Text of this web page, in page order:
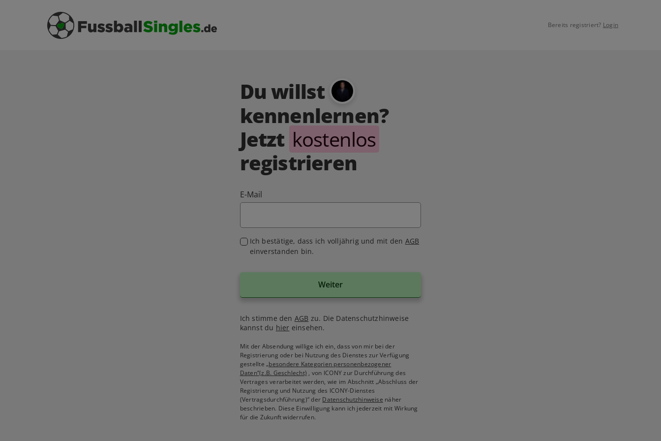
Bereits registriert? Login
Du willst
kennenlernen?
Jetzt kostenlos
registrieren
E-Mail
Ich bestätige, dass ich volljährig und mit den AGB
einverstanden bin.
Weiter
Ich stimme den AGB zu. Die Datenschutzhinweise
kannst du hier einsehen.
Mit der Absendung willige ich ein, dass von mir bei der
Registrierung oder bei Nutzung des Dienstes zur Verfügung
gestellte„besondere Kategorien personenbezogener
Daten“(z.B. Geschlecht) , von ICONY zur Durchführung des
Vertrages verarbeitet werden, wie im Abschnitt „Abschluss der
Registrierung und Nutzung des ICONY-Dienstes
(Vertragsdurchführung)“ der Datenschutzhinweise näher
beschrieben. Diese Einwilligung kann ich jederzeit mit Wirkung
für die Zukunft widerrufen.